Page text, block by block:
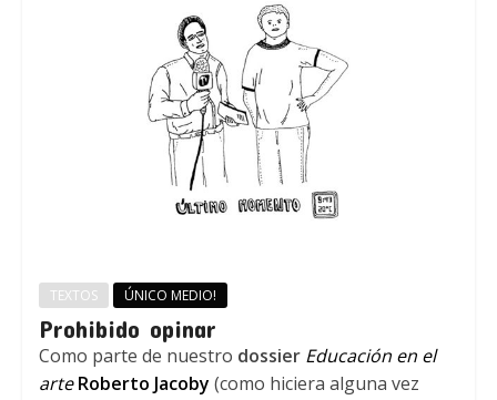
TEXTOS ÚNICO MEDIO!
Prohibido opinar
Como parte de nuestro dossier Educación en el
arte Roberto Jacoby (como hiciera alguna vez